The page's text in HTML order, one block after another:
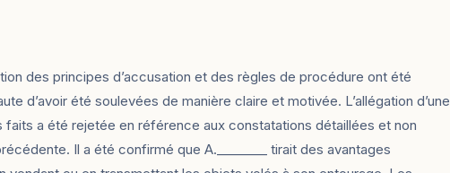
des principes d’accusation et des règles de procédure ont été
d’avoir été soulevées de manière claire et motivée. L’allégation d’une
a été rejetée en référence aux constatations détaillées et non
Il a été confirmé que A.________ tirait des avantages